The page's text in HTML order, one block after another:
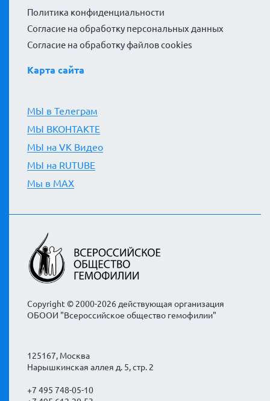
Политика конфиденциальности
Согласие на обработку персональных данных
Согласие на обработку файлов cookies
Карта сайта
МЫ в Телеграм
МЫ ВКОНТАКТЕ
МЫ на VK Видео
МЫ на RUTUBE
Мы в MAX
Copyright © 2000-2026 действующая организация
ОБООИ "Всероссийское общество гемофилии"
125167, Москва
Нарышкинская аллея д. 5, стр. 2
+7 495 748-05-10